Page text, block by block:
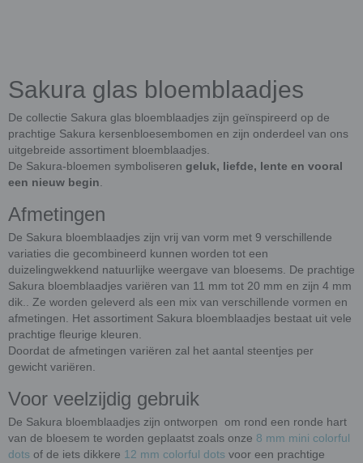
Sakura glas bloemblaadjes
De collectie Sakura glas bloemblaadjes zijn geïnspireerd op de
prachtige Sakura kersenbloesembomen en zijn onderdeel van ons
uitgebreide assortiment bloemblaadjes.
De Sakura-bloemen symboliseren geluk, liefde, lente en vooral
een nieuw begin.
Afmetingen
De Sakura bloemblaadjes zijn vrij van vorm met 9 verschillende
variaties die gecombineerd kunnen worden tot een
duizelingwekkend natuurlijke weergave van bloesems. De prachtige
Sakura bloemblaadjes variëren van 11 mm tot 20 mm en zijn 4 mm
dik.. Ze worden geleverd als een mix van verschillende vormen en
afmetingen. Het assortiment Sakura bloemblaadjes bestaat uit vele
prachtige fleurige kleuren.
Doordat de afmetingen variëren zal het aantal steentjes per
gewicht variëren.
Voor veelzijdig gebruik
De Sakura bloemblaadjes zijn ontworpen om rond een ronde hart
van de bloesem te worden geplaatst zoals onze 8 mm mini colorful
dots of de iets dikkere 12 mm colorful dots voor een prachtige